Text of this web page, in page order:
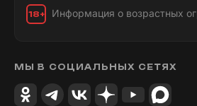
18+ Информация о возрастных
МЫ В СОЦИАЛЬНЫХ СЕТЯХ